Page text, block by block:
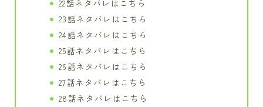
22話ネタバレはこちら
23話ネタバレはこちら
24話ネタバレはこちら
25話ネタバレはこちら
26話ネタバレはこちら
27話ネタバレはこちら
28話ネタバレはこちら